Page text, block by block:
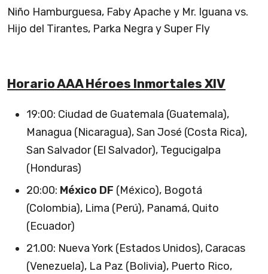
Niño Hamburguesa, Faby Apache y Mr. Iguana vs.
Hijo del Tirantes, Parka Negra y Super Fly
Horario AAA Héroes Inmortales XIV
19:00: Ciudad de Guatemala (Guatemala),
Managua (Nicaragua), San José (Costa Rica),
San Salvador (El Salvador), Tegucigalpa
(Honduras)
20:00: México DF (México), Bogotá
(Colombia), Lima (Perú), Panamá, Quito
(Ecuador)
21.00: Nueva York (Estados Unidos), Caracas
(Venezuela), La Paz (Bolivia), Puerto Rico,